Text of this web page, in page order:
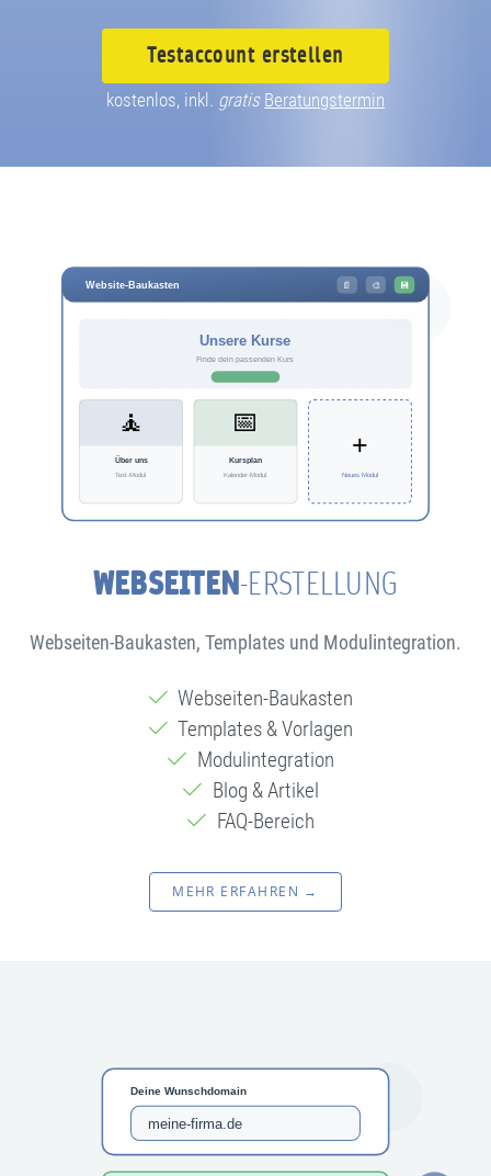
Testaccount erstellen
kostenlos, inkl. gratis Beratungstermin
WEBSEITEN-ERSTELLUNG
Webseiten-Baukasten, Templates und Modulintegration.
Webseiten-Baukasten
Templates & Vorlagen
Modulintegration
Blog & Artikel
FAQ-Bereich
MEHR ERFAHREN →